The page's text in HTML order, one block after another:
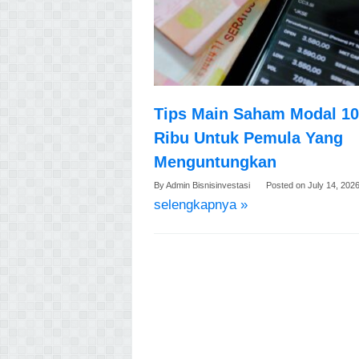
Tips Main Saham Modal
Ribu Untuk Pemula Yang
Menguntungkan
ByAdmin Bisnisinvestasi Posted on July 14, 2026
selengkapnya »